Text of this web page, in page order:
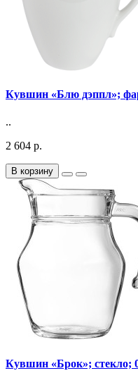
Кувшин «Блю дэппл»;
..
2 604 р.
В корзину
Кувшин «Брок»; стекло;